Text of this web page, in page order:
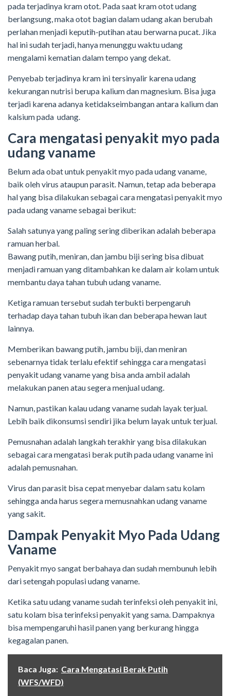
pada terjadinya kram otot. Pada saat kram otot udang
berlangsung, maka otot bagian dalam udang akan berubah
perlahan menjadi keputih-putihan atau berwarna pucat. Jika
hal ini sudah terjadi, hanya menunggu waktu udang
mengalami kematian dalam tempo yang dekat.
Penyebab terjadinya kram ini tersinyalir karena udang
kekurangan nutrisi berupa kalium dan magnesium. Bisa juga
terjadi karena adanya ketidakseimbangan antara kalium dan
kalsium pada udang.
Cara mengatasi penyakit myo pada
udang vaname
Belum ada obat untuk penyakit myo pada udang vaname,
baik oleh virus ataupun parasit. Namun, tetap ada beberapa
hal yang bisa dilakukan sebagai cara mengatasi penyakit myo
pada udang vaname sebagai berikut:
Salah satunya yang paling sering diberikan adalah beberapa
ramuan herbal.
Bawang putih, meniran, dan jambu biji sering bisa dibuat
menjadi ramuan yang ditambahkan ke dalam air kolam untuk
membantu daya tahan tubuh udang vaname.
Ketiga ramuan tersebut sudah terbukti berpengaruh
terhadap daya tahan tubuh ikan dan beberapa hewan laut
lainnya.
Memberikan bawang putih, jambu biji, dan meniran
sebenarnya tidak terlalu efektif sehingga cara mengatasi
penyakit udang vaname yang bisa anda ambil adalah
melakukan panen atau segera menjual udang.
Namun, pastikan kalau udang vaname sudah layak terjual.
Lebih baik dikonsumsi sendiri jika belum layak untuk terjual.
Pemusnahan adalah langkah terakhir yang bisa dilakukan
sebagai cara mengatasi berak putih pada udang vaname ini
adalah pemusnahan.
Virus dan parasit bisa cepat menyebar dalam satu kolam
sehingga anda harus segera memusnahkan udang vaname
yang sakit.
Dampak Penyakit Myo Pada Udang
Vaname
Penyakit myo sangat berbahaya dan sudah membunuh lebih
dari setengah populasi udang vaname.
Ketika satu udang vaname sudah terinfeksi oleh penyakit ini,
satu kolam bisa terinfeksi penyakit yang sama. Dampaknya
bisa mempengaruhi hasil panen yang berkurang hingga
kegagalan panen.
Baca Juga: Cara Mengatasi Berak Putih
(WFS/WFD)